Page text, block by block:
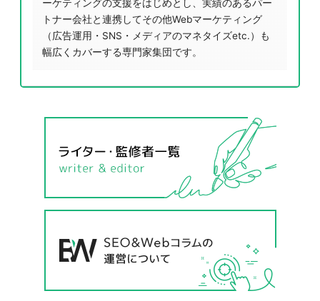
ーケティングの支援をはじめとし、実績のあるパー
トナー会社と連携してその他Webマーケティング
（広告運用・SNS・メディアのマネタイズetc.）も
幅広くカバーする専門家集団です。